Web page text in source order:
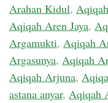
Arahan Kidul,
Aqiqah Aren Jaya,
Argamukti, Aqiqah
Argasunya, Aqiqah
Aqiqah Arjuna,
astana anyar, Aqiqah